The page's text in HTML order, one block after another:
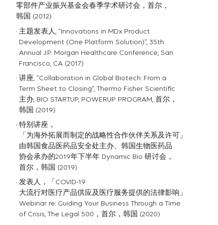
零部件产业振兴基金会春季学术研讨会，首尔，
韩国 (2012)
主题发表人, “Innovations in MDx Product
Development (One Platform Solution)”, 35th
Annual J.P. Morgan Healthcare Conference, San
Francisco, CA (2017)
讲座, “Collaboration in Global Biotech: From a
Term Sheet to Closing”, Thermo Fisher Scientific
主办, BIO STARTUP, POWERUP PROGRAM, 首尔，
韩国 (2019)
特别讲座，
「为海外拓展而制定的战略性合作伙伴关系及许可」
由韩国食品医药品安全处主办、韩国生物医药品
协会承办的2019年下半年 Dynamic Bio 研讨会，
首尔，韩国 (2019)
发表人，「COVID-19
大流行对医疗产品供应及医疗服务提供的法律影响」
Webinar re: Guiding Your Business Through a Time
of Crisis, The Legal 500，首尔，韩国 (2020)